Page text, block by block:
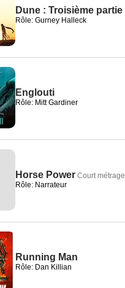
Dune : Troisième partie
Rôle: Gurney Halleck
Englouti
Rôle: Mitt Gardiner
Horse Power Court métrage
Rôle: Narrateur
Running Man
Rôle: Dan Killian